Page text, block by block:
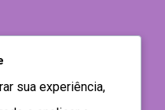
sua experiência,